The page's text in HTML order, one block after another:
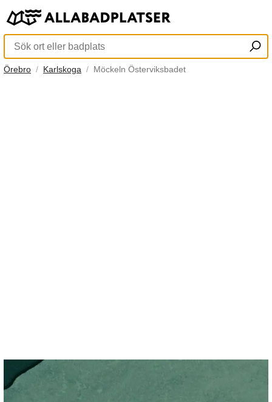
Örebro Karlskoga Möckeln Österviksbadet